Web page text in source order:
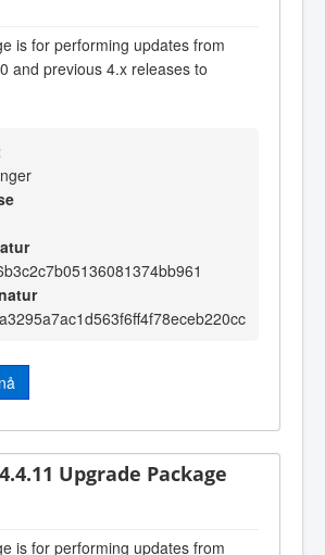
is for performing updates from
and previous 4.x releases to
Upgrade Package
is for performing updates from